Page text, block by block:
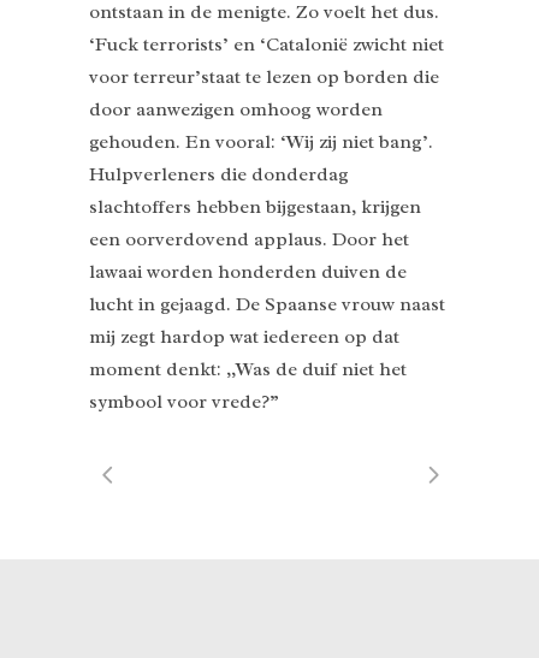
ontstaan in de menigte. Zo voelt het dus.
‘Fuck terrorists’ en ‘Catalonië zwicht niet
voor terreur’staat te lezen op borden die
door aanwezigen omhoog worden
gehouden. En vooral: ‘Wij zij niet bang’.
Hulpverleners die donderdag
slachtoffers hebben bijgestaan, krijgen
een oorverdovend applaus. Door het
lawaai worden honderden duiven de
lucht in gejaagd. De Spaanse vrouw naast
mij zegt hardop wat iedereen op dat
moment denkt: ,,Was de duif niet het
symbool voor vrede?”